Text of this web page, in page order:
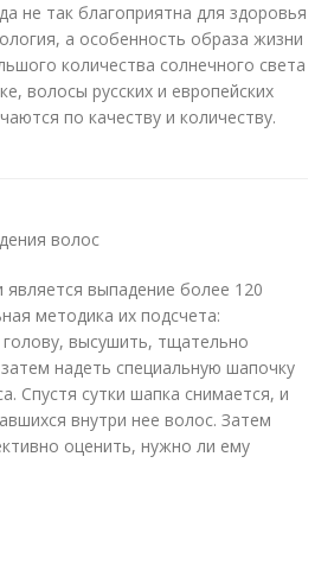
не так благоприятна для здоровья
а особенность образа жизни
количества солнечного света
волосы русских и европейских
по качеству и количеству.
волос
выпадение более 120
методика их подсчета:
высушить, тщательно
надеть специальную шапочку
Спустя сутки шапка снимается, и
внутри нее волос. Затем
оценить, нужно ли ему